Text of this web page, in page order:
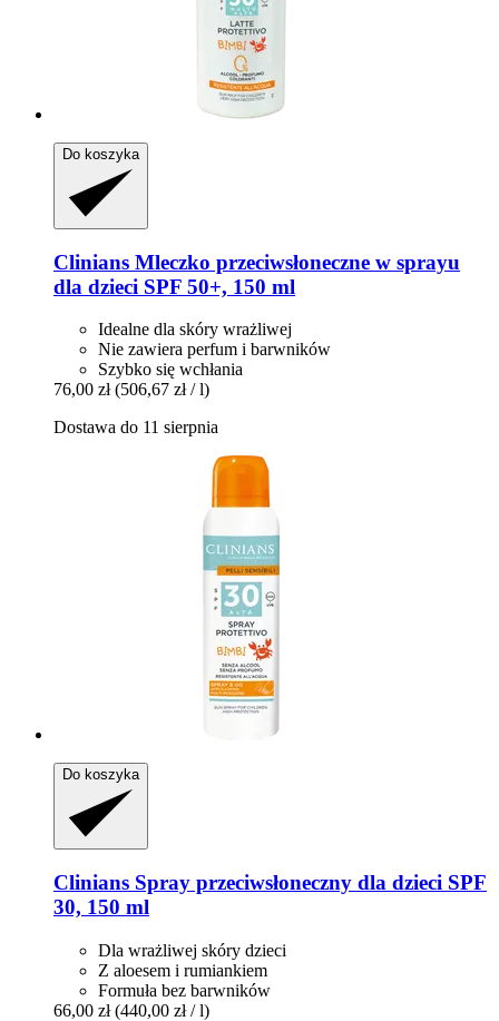
Do koszyka
Clinians Mleczko przeciwsłoneczne w sprayu
dla dzieci SPF 50+, 150 ml
Idealne dla skóry wrażliwej
Nie zawiera perfum i barwników
Szybko się wchłania
76,00 zł (506,67 zł / l)
Dostawa do 11 sierpnia
Do koszyka
Clinians Spray przeciwsłoneczny dla dzieci SPF
30, 150 ml
Dla wrażliwej skóry dzieci
Z aloesem i rumiankiem
Formuła bez barwników
66,00 zł (440,00 zł / l)